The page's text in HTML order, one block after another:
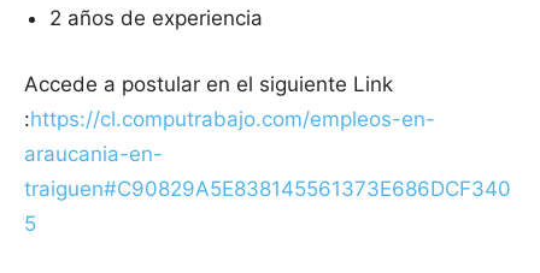
2 años de experiencia
Accede a postular en el siguiente Link
:https://cl.computrabajo.com/empleos-en-
araucania-en-
traiguen#C90829A5E838145561373E686DCF340
5